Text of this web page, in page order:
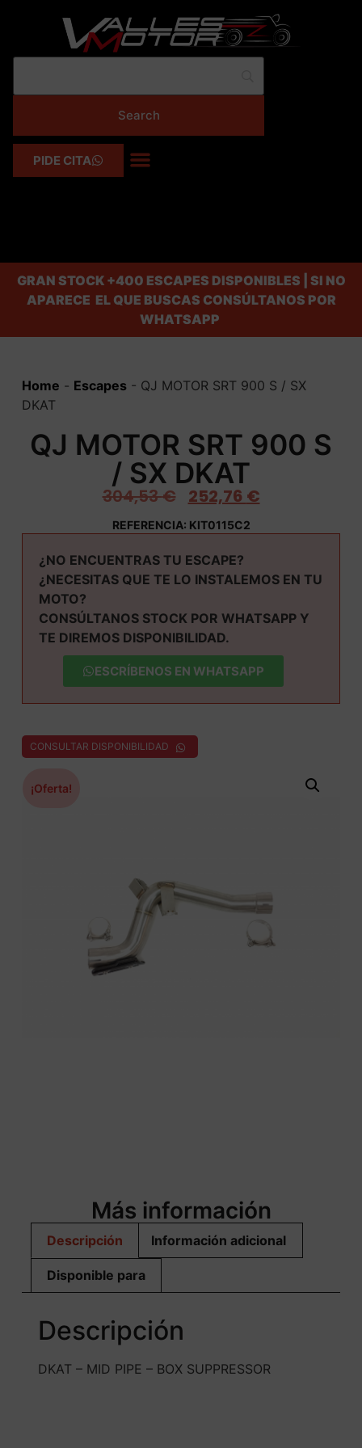
PIDE CITA
GRAN STOCK+400 ESCAPES DISPONIBLES | SI NO
APARECE EL QUE BUSCAS CONSÚLTANOS POR
WHATSAPP
Home - Escapes- QJ MOTOR SRT 900 S / SX
DKAT
QJ MOTOR SRT 900 S
/ SX DKAT
304,53€ 252,76 €
REFERENCIA: KIT0115C2
¿NO ENCUENTRAS TU ESCAPE?
¿NECESITAS QUE TE LO INSTALEMOS EN TU
MOTO?
CONSÚLTANOS STOCK POR WHATSAPP Y
TE DIREMOS DISPONIBILIDAD.
ESCRÍBENOS EN WHATSAPP
CONSULTAR DISPONIBILIDAD
¡Oferta!
Más información
Descripción Información adicional
Disponible para
Descripción
DKAT – MID PIPE – BOX SUPPRESSOR